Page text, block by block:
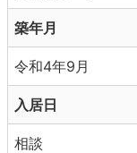
築年月
令和4年9月
入居日
相談